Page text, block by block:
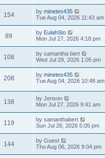
154 by minetes435
Tue Aug 04, 2026 11:43 am
89 by EulahSto
Mon Jul 27, 2026 4:18 pm
108 by samantha bert
Wed Jul 29, 2026 1:05 pm
208 by minetes435
Tue Aug 04, 2026 10:48 am
138 by Jenson
Mon Jul 27, 2026 9:41 am
119 by samanthabert
Sun Jul 26, 2026 5:05 pm
144 by Guest
Thu Aug 06, 2026 9:04 pm